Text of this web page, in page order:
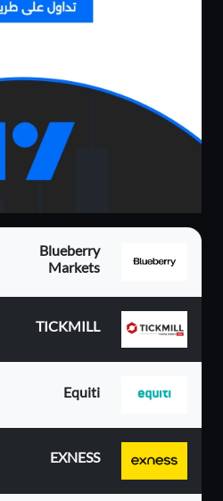
Blueberry
Markets
TICKMILL
Equiti
EXNESS